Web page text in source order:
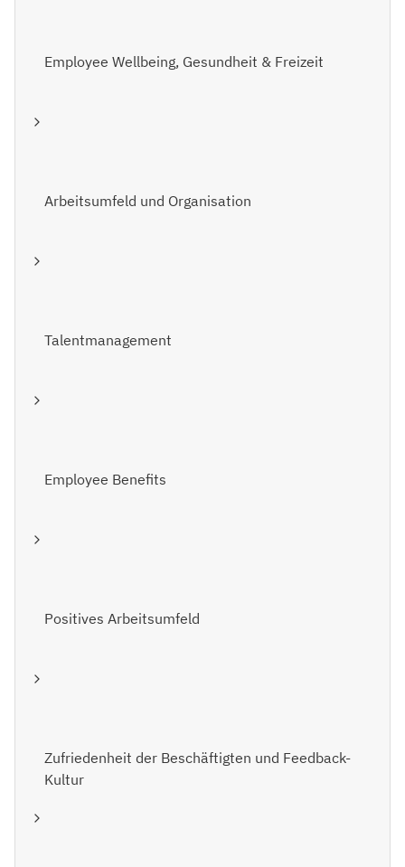
Employee Wellbeing, Gesundheit & Freizeit
Arbeitsumfeld und Organisation
Talentmanagement
Employee Benefits
Positives Arbeitsumfeld
Zufriedenheit der Beschäftigten und Feedback-
Kultur